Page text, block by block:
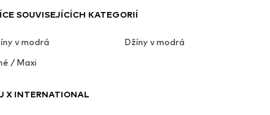
SOUVISEJÍCÍCH KATEGORIÍ
v modrá Džíny v modrá
/ Maxi
X INTERNATIONAL